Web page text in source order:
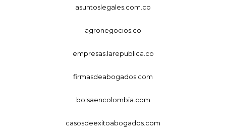
asuntoslegales.com.co
agronegocios.co
empresas.larepublica.co
firmasdeabogados.com
bolsaencolombia.com
casosdeexitoabogados.com